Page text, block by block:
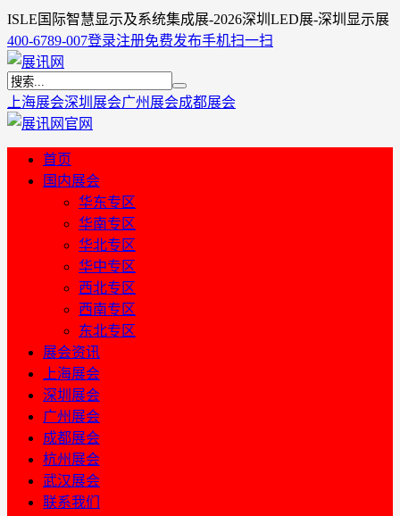
ISLE国际智慧显示及系统集成展-2026深圳LED展-深圳显示展
400-6789-007登录注册免费发布手机扫一扫
上海展会深圳展会广州展会成都展会
首页
国内展会
华东专区
华南专区
华北专区
华中专区
西北专区
西南专区
东北专区
展会资讯
上海展会
深圳展会
广州展会
成都展会
杭州展会
武汉展会
联系我们